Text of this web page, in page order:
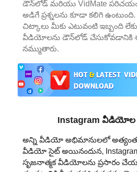
YT to MP3
డౌన్‌లోడ్ మరియు VidMate పరిచయం
అడిగే ప్రశ్నలను కూడా కలిగి
చిట్కాలు మీకు ఎటువంటి ఇబ్బంది
వీడియోలను డౌన్‌లోడ్ చేసుకోవడానికి
నమ్ముతారు.
Instagram వీడియోల
అన్ని వీడియో అభిమానులలో అత్యంత
వీడియో సైట్ అయినందున,
సృజనాత్మక వీడియోలను ప్రసారం